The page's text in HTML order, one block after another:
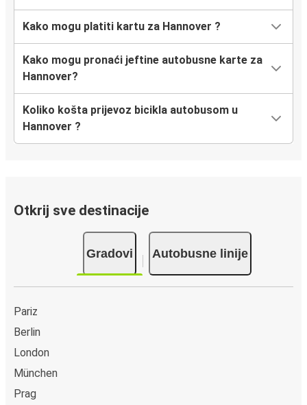
Hannover
Zadar
Rijeka
Hannover
Hannover
Kako mogu platiti kartu za Hannover ?
Kako mogu pronaći jeftine autobusne karte za
Hannover?
Koliko košta prijevoz bicikla autobusom u
Hannover ?
Otkrij sve destinacije
Gradovi Autobusne linije
Pariz
Berlin
London
München
Prag